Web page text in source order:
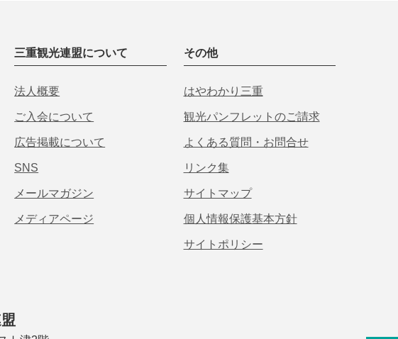
三重観光連盟について
法人概要
ご入会について
広告掲載について
SNS
メールマガジン
メディアページ
その他
はやわかり三重
観光パンフレットのご請求
よくある質問・お問合せ
リンク集
サイトマップ
個人情報保護基本方針
サイトポリシー